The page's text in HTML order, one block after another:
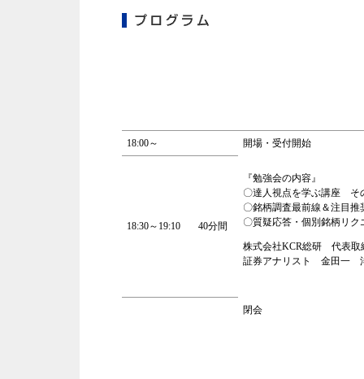
18:00～ 開場・受付開始
18:30～19:10 40分間
『勉強会の内容』
〇達人視点を学ぶ講座 そ
〇銘柄調査最前線＆注
〇質疑応答・個別銘柄リク
株式会社KCR総研 代表取
証券アナリスト 金田一
閉会